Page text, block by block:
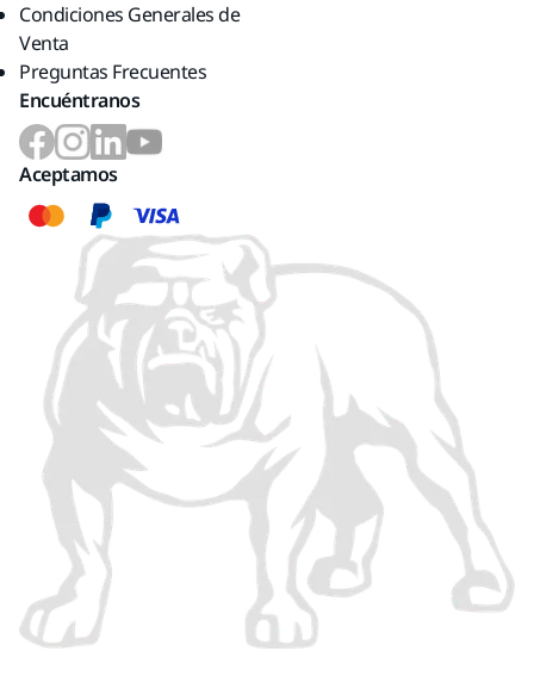
Condiciones Generales de
Venta
Preguntas Frecuentes
Encuéntranos
Aceptamos